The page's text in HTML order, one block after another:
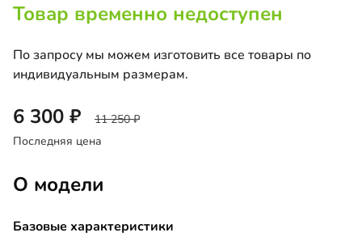
Товар временно недоступен
По запросу мы можем изготовить все товары по
индивидуальным размерам.
6 300
11 250
Последняя цена
О модели
Базовые характеристики